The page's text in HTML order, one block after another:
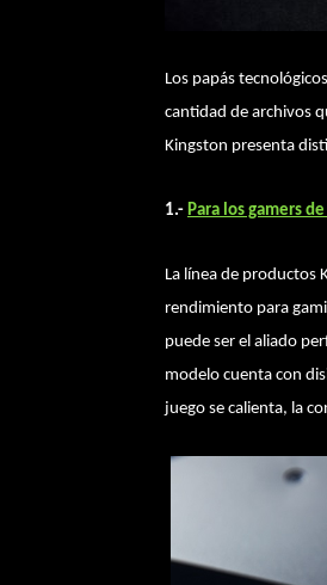
Los papás
cantidad de archivos
Kingston presenta
1.- Para los gamers de
La línea de productos
rendimiento para
puede ser el aliado
modelo cuenta con
juego se calienta, la